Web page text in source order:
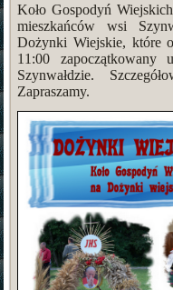
Koło Gospodyń
mieszkańców wsi
Dożynki Wiejskie, które
11:00
Szynwałdzie.
Zapraszamy.